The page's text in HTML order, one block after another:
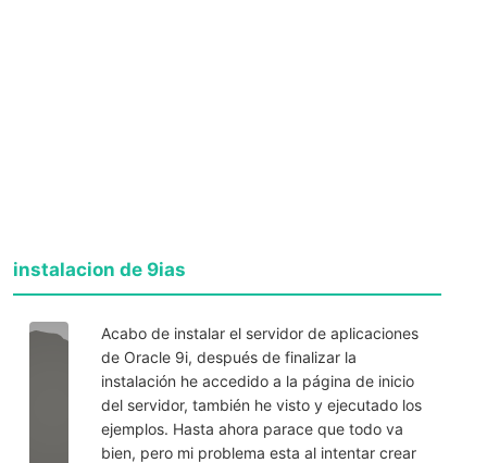
instalacion de 9ias
Acabo de instalar el servidor de aplicaciones
de Oracle 9i, después de finalizar la
instalación he accedido a la página de inicio
del servidor, también he visto y ejecutado los
ejemplos. Hasta ahora parace que todo va
bien, pero mi problema esta al intentar crear